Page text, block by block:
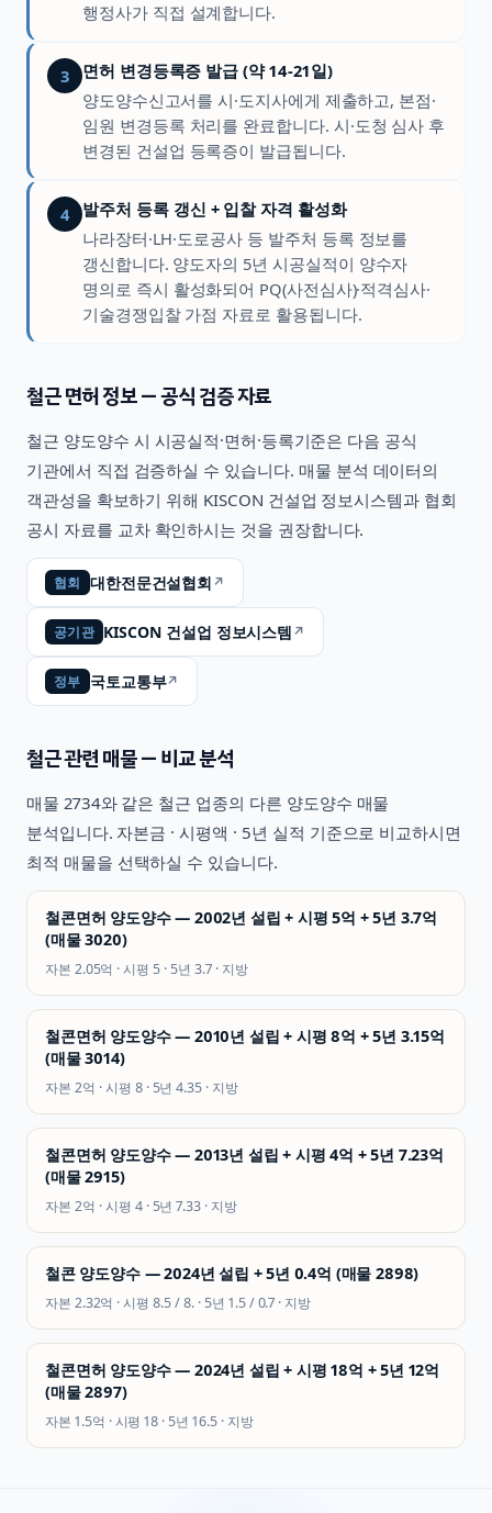
행정사가 직접 설계합니다.
3
면허 변경등록증 발급 (약 14-21일)
양도양수신고서를 시·도지사에게 제출하고, 본점·
임원 변경등록 처리를 완료합니다. 시·도청 심사 후
변경된 건설업 등록증이 발급됩니다.
4
발주처 등록 갱신 + 입찰 자격 활성화
나라장터·LH·도로공사 등 발주처 등록 정보를
갱신합니다. 양도자의 5년 시공실적이 양수자
명의로 즉시 활성화되어 PQ(사전심사)·적격심사·
기술경쟁입찰 가점 자료로 활용됩니다.
철근면허 정보 — 공식 검증 자료
철근 양도양수 시 시공실적·면허·등록기준은 다음 공식
기관에서 직접 검증하실 수 있습니다. 매물 분석 데이터의
객관성을 확보하기 위해 KISCON 건설업 정보시스템과 협회
공시 자료를 교차 확인하시는 것을 권장합니다.
협회 대한전문건설협회↗
공기관 KISCON 건설업 정보시스템↗
정부 국토교통부↗
철근관련 매물 — 비교 분석
매물 2734와 같은 철근 업종의 다른 양도양수 매물
분석입니다. 자본금 · 시평액 · 5년 실적 기준으로 비교하시면
최적 매물을 선택하실 수 있습니다.
철콘면허 양도양수 — 2002년 설립 + 시평 5억 + 5년 3.7억
(매물 3020)
자본 2.05억 · 시평 5 · 5년3.7· 지방
철콘면허 양도양수 — 2010년 설립 + 시평 8억 + 5년 3.15억
(매물 3014)
자본 2억 · 시평 8· 5년4.35 · 지방
철콘면허 양도양수 — 2013년 설립 + 시평 4억 + 5년 7.23억
(매물 2915)
자본 2억 · 시평 4· 5년7.33 · 지방
철콘 양도양수 — 2024년 설립 + 5년 0.4억 (매물 2898)
자본 2.32억 · 시평8.5 / 8.· 5년 1.5 / 0.7 · 지방
철콘면허 양도양수 — 2024년 설립 + 시평 18억 + 5년 12억
(매물 2897)
자본 1.5억 · 시평18 · 5년16.5· 지방